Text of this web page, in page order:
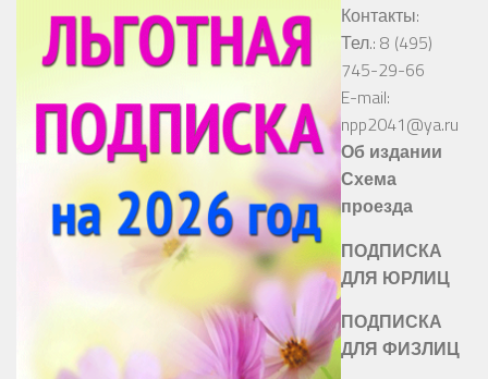
Контакты:
Тел.: 8 (495)
745-29-66
E-mail:
npp2041@ya.ru
Об издании
Схема
проезда
ПОДПИСКА
ДЛЯ ЮРЛИЦ
ПОДПИСКА
ДЛЯ ФИЗЛИЦ